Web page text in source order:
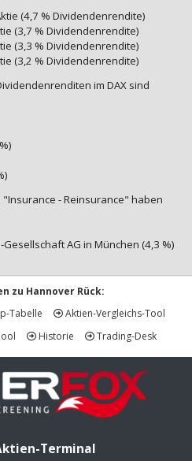
(4,7 % Dividendenrendite)
(3,7 % Dividendenrendite)
(3,3 % Dividendenrendite)
(3,2 % Dividendenrendite)
im DAX sind
- Reinsurance" haben
AG in München (4,3 %)
zu Hannover Rück:
Tabelle
Aktien-Vergleichs-Tool
Historie Trading-Desk
Terminal